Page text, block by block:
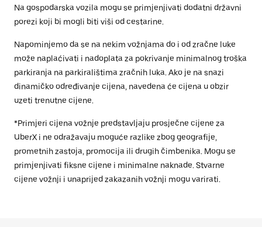
Na gospodarska vozila mogu se primjenjivati dodatni državni
porezi koji bi mogli biti viši od cestarine.
Napominjemo da se na nekim vožnjama do i od zračne luke
može naplaćivati i nadoplata za pokrivanje minimalnog troška
parkiranja na parkiralištima zračnih luka. Ako je na snazi
dinamičko određivanje cijena, navedena će cijena u obzir
uzeti trenutne cijene.
*Primjeri cijena vožnje predstavljaju prosječne cijene za
UberX i ne odražavaju moguće razlike zbog geografije,
prometnih zastoja, promocija ili drugih čimbenika. Mogu se
primjenjivati fiksne cijene i minimalne naknade. Stvarne
cijene vožnji i unaprijed zakazanih vožnji mogu varirati.